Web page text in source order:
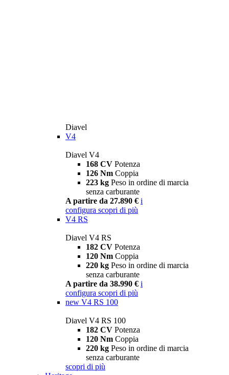
Diavel
V4
Diavel V4
168 CV Potenza
126 Nm Coppia
223 kg Peso in ordine di marcia
senza carburante
A partire da 27.890 € i
configura scopri di più
V4 RS
Diavel V4 RS
182 CV Potenza
120 Nm Coppia
220 kg Peso in ordine di marcia
senza carburante
A partire da 38.990 € i
configura scopri di più
new V4 RS 100
Diavel V4 RS 100
182 CV Potenza
120 Nm Coppia
220 kg Peso in ordine di marcia
senza carburante
scopri di più